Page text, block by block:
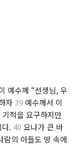
예수께 “선생님, 우
자39 예수께서 이
적을 요구하지만
. 40 요나가 큰 바
람의 아들도 땅 속에